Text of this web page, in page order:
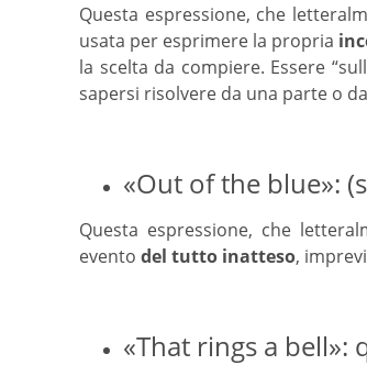
Questa espressione, che
usata per esprimere la propria
la scelta da compiere. Essere
sapersi risolvere da una parte o
«Out of the blue»:
Questa espressione, che
evento del tutto inatteso,
«That rings a